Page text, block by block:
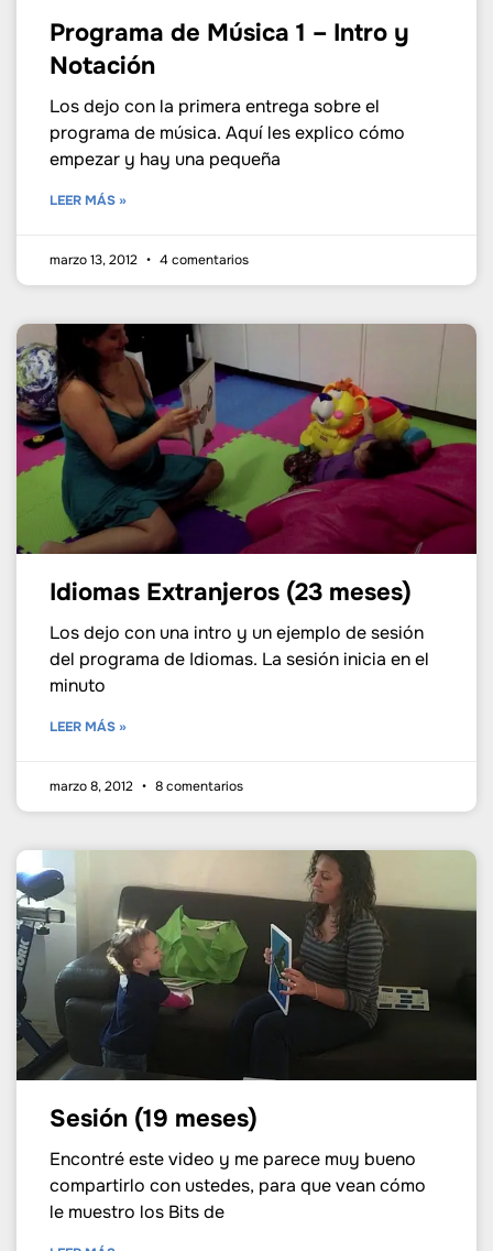
Programa de Música 1 – Intro y
Notación
Los dejo con la primera entrega sobre el
programa de música. Aquí les explico cómo
empezar y hay una pequeña
LEER MÁS »
marzo 13, 2012 4 comentarios
Idiomas Extranjeros (23 meses)
Los dejo con una intro y un ejemplo de sesión
del programa de Idiomas. La sesión inicia en el
minuto
LEER MÁS »
marzo 8, 2012 8 comentarios
Sesión (19 meses)
Encontré este video y me parece muy bueno
compartirlo con ustedes, para que vean cómo
le muestro los Bits de